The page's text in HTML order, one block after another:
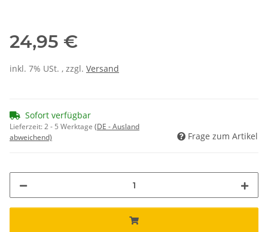
24,95 €
inkl. 7% USt. , zzgl. Versand
Sofort verfügbar
Lieferzeit:2 - 5 Werktage (DE - Ausland
abweichend)
Frage zum Artikel